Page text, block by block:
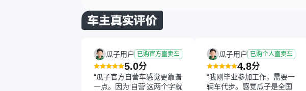
瓜子用户 已购官方直卖车
5.0分
“瓜子官方自营车感觉更靠谱
一点。因为‘自营’这两个字就
瓜子用户 已购个人直卖车
4.8分
“我刚毕业参加工作，需要一
辆车代步。感觉瓜子是全国